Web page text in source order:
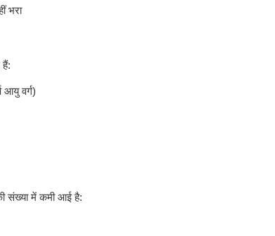
भरा
हैं:
आयु वर्ग)
संख्या में कमी आई है: